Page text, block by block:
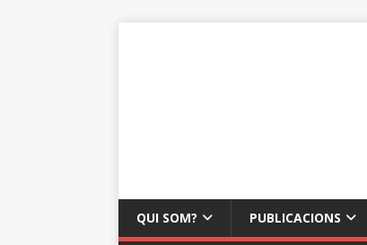
QUI SOM? PUBLICACIONS